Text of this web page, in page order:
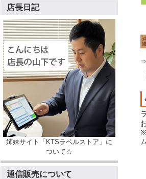
店長日記
姉妹サイト「KTSラベルストア」に
ついて☆
通信販売について
⇒